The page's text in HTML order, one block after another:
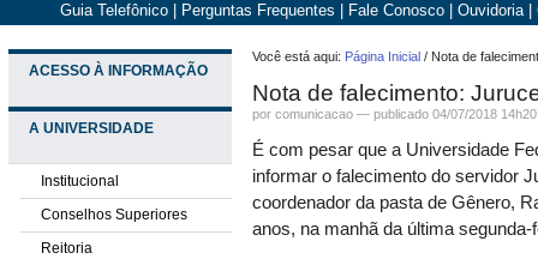
Guia Telefônico Perguntas Frequentes Fale Conosco Ouvidoria
ACESSO À INFORMAÇÃO
A UNIVERSIDADE
Institucional
Conselhos Superiores
Reitoria
Você está aqui: Página Inicial / Nota de
Nota de falecimento:
por comunicacao —publicado 04/07/2018
É com pesar que a Universidade
informar o falecimento do servidor
coordenador da pasta de Gênero,
anos, na manhã da última segunda-